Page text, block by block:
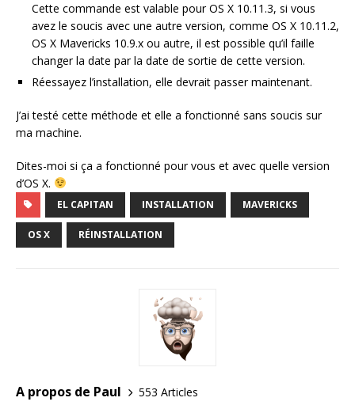
Cette commande est valable pour OS X 10.11.3, si vous
avez le soucis avec une autre version, comme OS X 10.11.2,
OS X Mavericks 10.9.x ou autre, il est possible qu’il faille
changer la date par la date de sortie de cette version.
Réessayez l’installation, elle devrait passer maintenant.
J’ai testé cette méthode et elle a fonctionné sans soucis sur
ma machine.
Dites-moi si ça a fonctionné pour vous et avec quelle version
d’OS X.
EL CAPITAN INSTALLATION MAVERICKS
OS X RÉINSTALLATION
A propos de Paul
553 Articles